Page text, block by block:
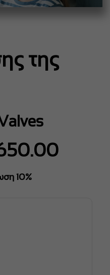
της
10%